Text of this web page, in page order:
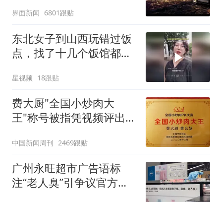
界面新闻 6801跟贴
东北女子到山西玩错过饭
点，找了十几个饭馆都没
星视频 18跟贴
费大厨"全国小炒肉大
王"称号被指凭视频评出
中国新闻周刊 2469跟贴
广州永旺超市广告语标
注“老人臭”引争议官方回